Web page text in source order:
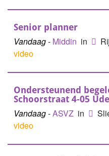
Senior planner
Vandaag- Middin in
video
Ondersteunend
Schoorstraat 4-05
Vandaag-ASVZ in
video